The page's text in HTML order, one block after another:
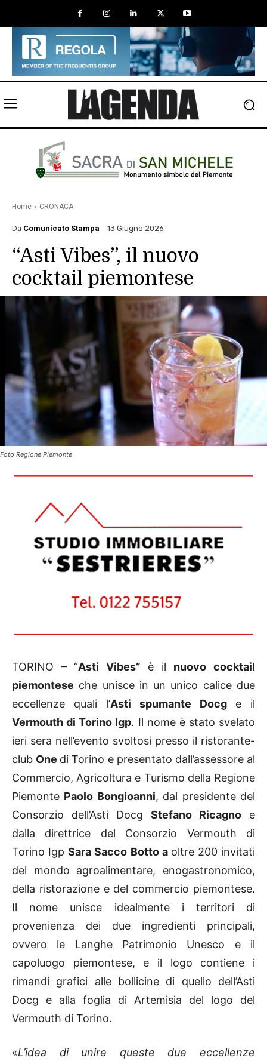
Home CRONACA
Da Comunicato Stampa 13 Giugno 2026
“Asti Vibes”, il nuovo
cocktail piemontese
Foto Regione Piemonte
TORINO – “Asti Vibes” è il nuovo cocktail
piemontese che unisce in un unico calice due
eccellenze quali l’Asti spumante Docg e il
Vermouth di Torino Igp. Il nome è stato svelato
ieri sera nell’evento svoltosi presso il ristorante-
club One di Torino e presentato dall’assessore al
Commercio, Agricoltura e Turismo della Regione
Piemonte Paolo Bongioanni, dal presidente del
Consorzio dell’Asti Docg Stefano Ricagno e
dalla direttrice del Consorzio Vermouth di
Torino IgpSara Sacco Botto a oltre 200 invitati
del mondo agroalimentare, enogastronomico,
della ristorazione e del commercio piemontese.
Il nome unisce idealmente i territori di
provenienza dei due ingredienti principali,
ovvero le Langhe Patrimonio Unesco e il
capoluogo piemontese, e il logo contiene i
rimandi grafici alle bollicine di quello dell’Asti
Docg e alla foglia di Artemisia del logo del
Vermouth di Torino.
«L’idea di unire queste due eccellenze